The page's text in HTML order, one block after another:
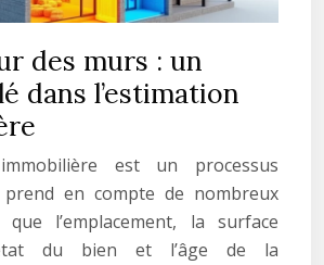
des murs : un
dans l’estimation
immobilière est un processus
prend en compte de nombreux
l’emplacement, la surface
du bien et l’âge de la